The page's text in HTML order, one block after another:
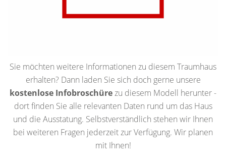
Sie möchten weitere Informationen zu diesem Traumhaus
erhalten? Dann laden Sie sich doch gerne unsere
kostenlose Infobroschürezu diesem Modell herunter -
dort finden Sie alle relevanten Daten rund um das Haus
und die Ausstatung. Selbstverständlich stehen wir Ihnen
bei weiteren Fragen jederzeit zur Verfügung. Wir planen
mit Ihnen!